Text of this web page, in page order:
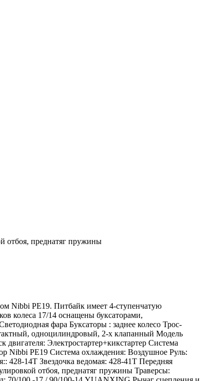
отбоя, преднатяг пружины
Nibbi PE19. Питбайк имеет 4-ступенчатую
колеса 17/14 оснащены буксаторами,
фара Буксаторы : заднее колесо Трос-
тактный, одноцилиндровый, 2-х клапанный Модель
Электростартер+кикстартер Система
Nibbi PE19 Система охлаждения: Воздушное Руль:
428-14Т Звездочка ведомая: 428-41Т Передняя
отбоя, преднатяг пружины Траверсы: